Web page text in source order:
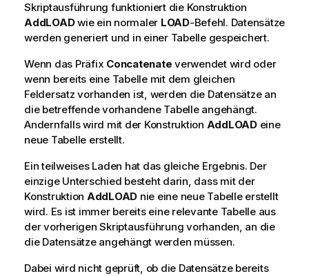
Skriptausführung funktioniert die Konstruktion
AddLOADwie ein normaler LOAD-Befehl. Datensätze
werden generiert und in einer Tabelle gespeichert.
Wenn das Präfix Concatenate verwendet wird oder
wenn bereits eine Tabelle mit dem gleichen
Feldersatz vorhanden ist, werden die Datensätze an
die betreffende vorhandene Tabelle angehängt.
Andernfalls wird mit der Konstruktion AddLOADeine
neue Tabelle erstellt.
Ein teilweises Laden hat das gleiche Ergebnis. Der
einzige Unterschied besteht darin, dass mit der
Konstruktion AddLOAD nie eine neue Tabelle erstellt
wird. Es ist immer bereits eine relevante Tabelle aus
der vorherigen Skriptausführung vorhanden, an die
die Datensätze angehängt werden müssen.
Dabei wird nicht geprüft, ob die Datensätze bereits